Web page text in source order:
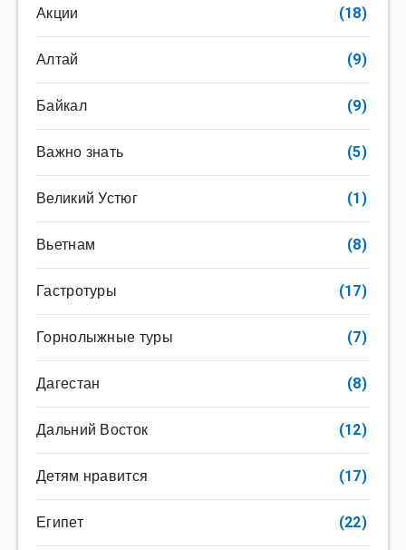
Акции (18)
Алтай (9)
Байкал (9)
Важно знать (5)
Великий Устюг (1)
Вьетнам (8)
Гастротуры (17)
Горнолыжные туры (7)
Дагестан (8)
Дальний Восток (12)
Детям нравится (17)
Египет (22)